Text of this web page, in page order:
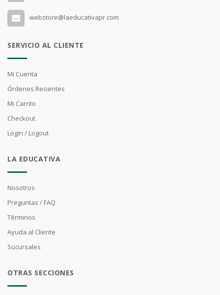
webstore@laeducativapr.com
SERVICIO AL CLIENTE
Mi Cuenta
Órdenes Recientes
Mi Carrito
Checkout
Login / Logout
LA EDUCATIVA
Nosotros
Preguntas / FAQ
Términos
Ayuda al Cliente
Sucursales
OTRAS SECCIONES